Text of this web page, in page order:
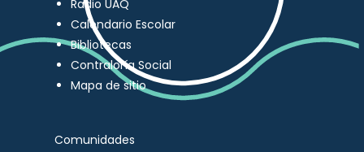
Radio UAQ
Calendario Escolar
Bibliotecas
Contraloría Social
Mapa de sitio
Comunidades